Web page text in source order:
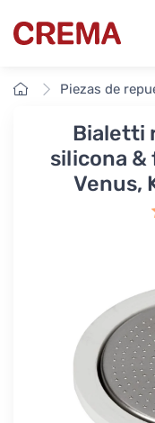
Crema
InicioPiezas de
Bialetti
silicona
Venus,